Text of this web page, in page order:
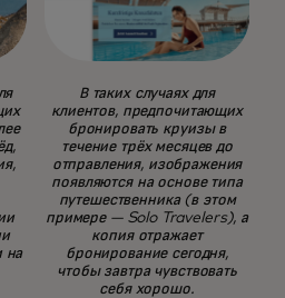
на
В таких случаях для
клиентов, предпочитающих
бронировать круизы в
течение трёх месяцев до
отправления, изображения
появляются на основе типа
путешественника (в этом
примере — Solo Travelers), а
копия отражает
бронирование сегодня,
чтобы завтра чувствовать
себя хорошо.